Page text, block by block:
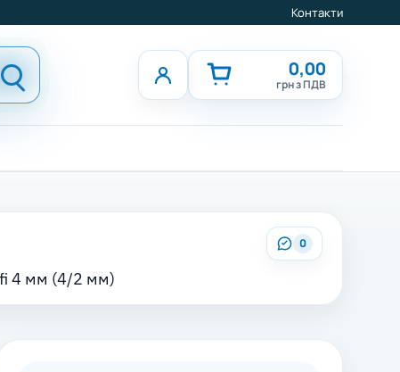
Контакти
0,00
грн з ПДВ
0
fi 4 мм (4/2 мм)